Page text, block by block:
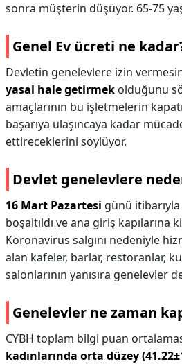
sonra müşterin düşüyor. 65-75
Genel Ev ücreti ne
Devletin genelevlere izin
yasal hale getirmek olduğunu
amaçlarının bu işletmelerin
başarıya ulaşıncaya kadar
ettireceklerini söylüyor.
Devlet genelevlere
16 Mart Pazartesi günü
boşaltıldı ve ana giriş kapılarına
Koronavirüs salgını nedeniyle
alan kafeler, barlar, restoranlar,
salonlarının yanısıra genelevler
Genelevler ne zaman
CYBH toplam bilgi puan
kadınlarında orta düzey